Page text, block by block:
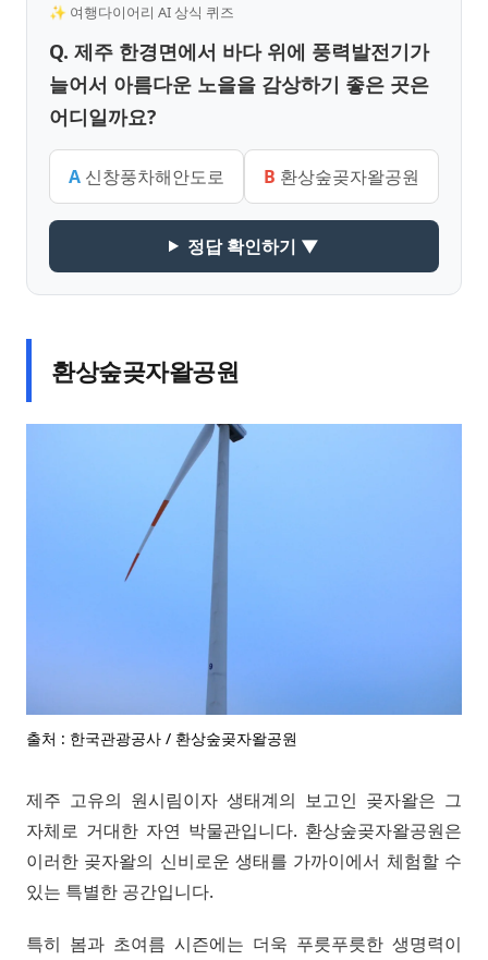
✨ 여행다이어리 AI 상식 퀴즈
Q. 제주 한경면에서 바다 위에 풍력발전기가
늘어서 아름다운 노을을 감상하기 좋은 곳은
어디일까요?
A 신창풍차해안도로 B 환상숲곶자왈공원
정답 확인하기 ▼
환상숲곶자왈공원
출처 : 한국관광공사 / 환상숲곶자왈공원
제주 고유의 원시림이자 생태계의 보고인 곶자왈은 그
자체로 거대한 자연 박물관입니다. 환상숲곶자왈공원은
이러한 곶자왈의 신비로운 생태를 가까이에서 체험할 수
있는 특별한 공간입니다.
특히 봄과 초여름 시즌에는 더욱 푸릇푸릇한 생명력이